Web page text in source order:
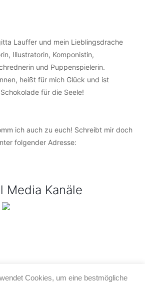
Lauffer und mein Lieblingsdrache
Illustratorin, Komponistin,
und Puppenspielerin.
heißt für mich Glück und ist
für die Seele!
ich auch zu euch! Schreibt mir doch
folgender Adresse:
Media Kanäle
Cookies, um eine bestmögliche